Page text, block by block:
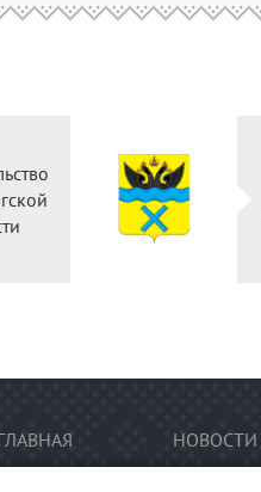
НОВОСТИ